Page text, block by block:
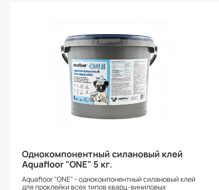
Однокомпонентный силановый клей
Aquafloor "ONE" 5 кг.
Aquafloor "ONE" - однокомпонентный силановый клей
для проклейки всех типов кварц-виниловых